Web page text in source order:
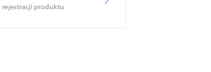
produktu